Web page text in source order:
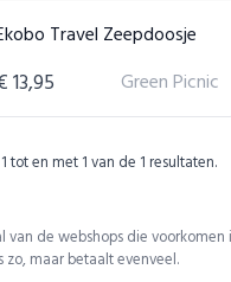
Travel Zeepdoosje
13,95 Green Picnic
1tot en met 1 van de 1 resultaten.
van de webshops die
zo, maar betaalt evenveel.